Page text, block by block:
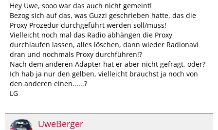
Hey Uwe, sooo war das auch nicht gemeint!
Bezog sich auf das, was Guzzi geschrieben hatte, das die
Proxy Prozedur durchgeführt werden soll/muss!
Vielleicht noch mal das Radio abhängen die Proxy
durchlaufen lassen, alles löschen, dann wieder Radionavi
dran und nochmals Proxy durchführen!?
Nach dem anderen Adapter hat er aber nicht gefragt, oder?
Ich hab ja nur den gelben, vielleicht brauchst ja noch von
den anderen einen......?
LG
UweBerger